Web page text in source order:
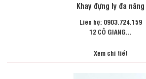
Khay đựng ly đa năng
Liên hệ: 0903.724.159
12 CÔ GIANG...
Xem chi tiết